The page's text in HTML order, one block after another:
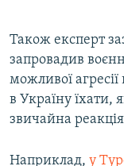
Також експерт
запровадив
можливої агресії
в Україну їхати,
звичайна
Наприклад, у